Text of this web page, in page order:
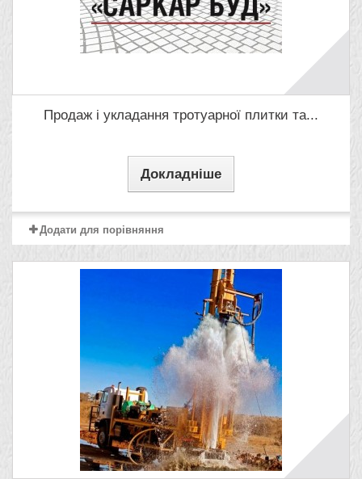
Продаж і укладання тротуарної плитки та...
Докладніше
Додати для порівняння